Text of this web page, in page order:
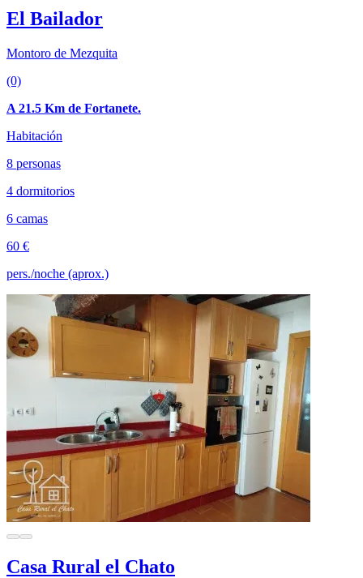
El Bailador
Montoro de Mezquita
(0)
A 21.5 Km de Fortanete.
Habitación
8 personas
4 dormitorios
6 camas
60 €
pers./noche (aprox.)
Casa Rural el Chato